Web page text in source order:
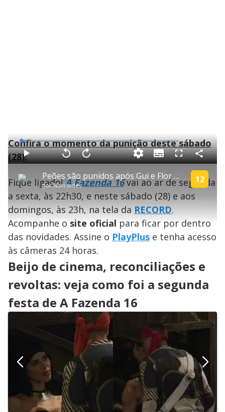
Confira o momento da punição deste sábado
(28):
P
l
a
y
V
i
d
e
Peões são punidos após Gui e Flor não cumprirem trato das ovelhas | A Fazenda 16
porNovidades
12
P V
t
a
r
1
0
n
d
s
A
n
ç
a
e
u
n
o
s
u
d
L
o
a
d
e
3
.
3
0
%
S
u
b
i
t
l
s
F
s
c
e
C
o
m
p
a
Fique ligado!A Fazenda 16vai ao ar de segunda
a sexta, às 22h30, e neste sábado (28) e aos
domingos, às 23h, na tela daRECORD.
Acompanhe o site oficial para ficar por dentro
das novidades. Assine o PlayPlus e tenha acesso
às câmeras 24 horas.
Beijo de cinema, reconciliações e
revoltas: veja como foi a segunda
festa de A Fazenda 16